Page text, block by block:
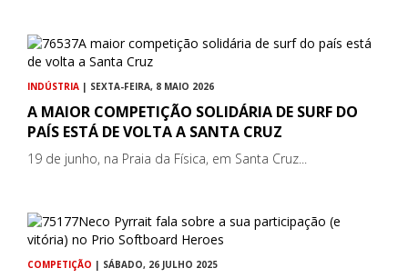
INDÚSTRIA | SEXTA-FEIRA, 8 MAIO 2026
A MAIOR COMPETIÇÃO SOLIDÁRIA DE SURF DO
PAÍS ESTÁ DE VOLTA A SANTA CRUZ
19 de junho, na Praia da Física, em Santa Cruz...
COMPETIÇÃO | SÁBADO, 26 JULHO 2025